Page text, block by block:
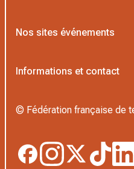
L’Institut Formation Tennis
Nos sites événements
Boutique Officielle
Informations et contact
Politique des cookies
© Fédération française de